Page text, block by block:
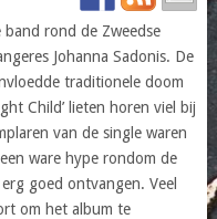
rond de Zweedse
Johanna Sadonis. De
traditionele doom
Child’ lieten horen viel bij
van de single waren
ware hype rondom de
goed ontvangen. Veel
om het album te